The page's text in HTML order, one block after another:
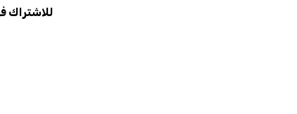
للاشتراك